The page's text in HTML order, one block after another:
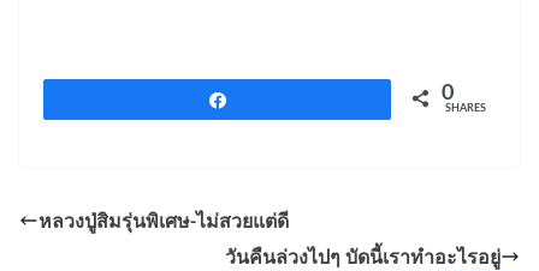
k 0
SHARES
หลวงปู่สิมรุ่นพิเศษ-ไม่สวยแต่ดี
วันคืนล่วงไปๆ บัดนี้เราทำอะไรอยู่